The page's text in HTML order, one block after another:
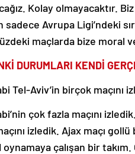
Kolay olmayacaktır.
sadece Avrupa Ligi’ndeki
maçlarda bize moral
DURUMLARI KENDİ
Tel-Aviv’in birçok
çok fazla maçını
izledik. Ajax maçı
çalışan bir